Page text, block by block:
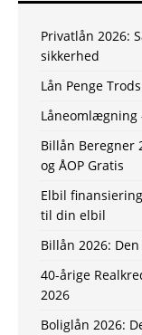
Privatlån 2026:
sikkerhed
Lån Penge
Låneomlægning
Billån Beregner
og ÅOP Gratis
Elbil
til din elbil
Billån 2026:
40-årige
2026
Boliglån 2026: